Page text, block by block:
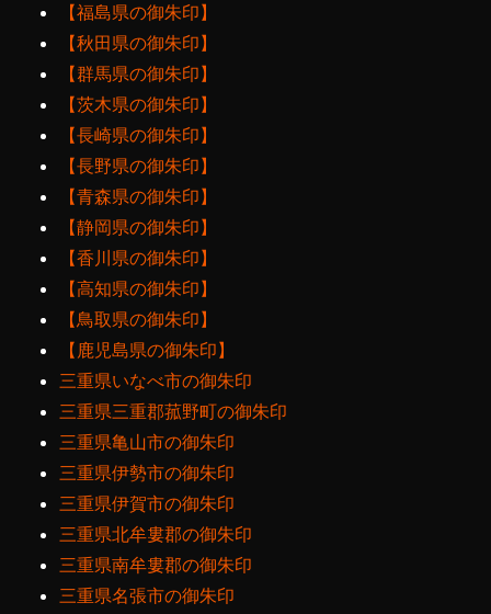
【福島県の御朱印】
【秋田県の御朱印】
【群馬県の御朱印】
【茨木県の御朱印】
【長崎県の御朱印】
【長野県の御朱印】
【青森県の御朱印】
【静岡県の御朱印】
【香川県の御朱印】
【高知県の御朱印】
【鳥取県の御朱印】
【鹿児島県の御朱印】
三重県いなべ市の御朱印
三重県三重郡菰野町の御朱印
三重県亀山市の御朱印
三重県伊勢市の御朱印
三重県伊賀市の御朱印
三重県北牟婁郡の御朱印
三重県南牟婁郡の御朱印
三重県名張市の御朱印